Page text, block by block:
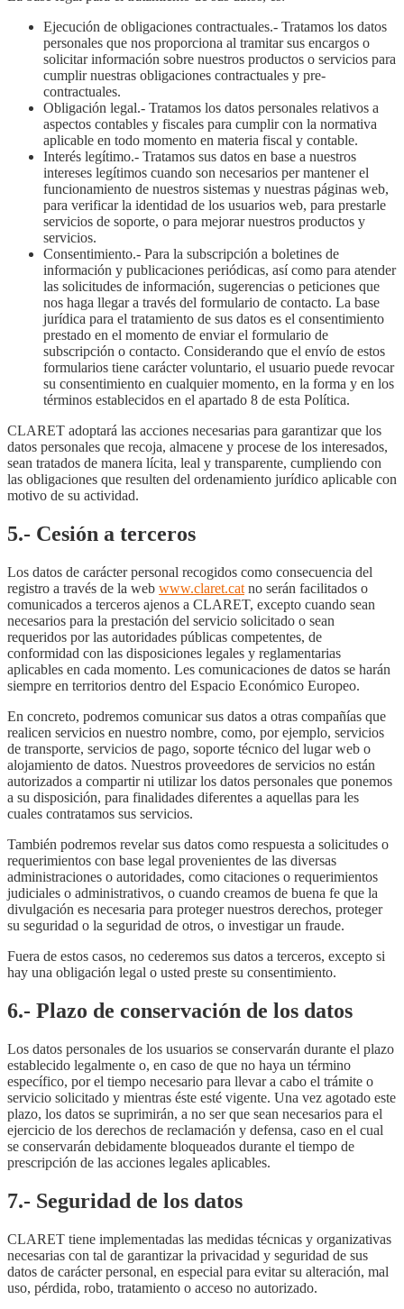
Ejecución de obligaciones contractuales.- Tratamos los datos
personales que nos proporciona al tramitar sus encargos o
solicitar información sobre nuestros productos o servicios para
cumplir nuestras obligaciones contractuales y pre-
contractuales.
Obligación legal.- Tratamos los datos personales relativos a
aspectos contables y fiscales para cumplir con la normativa
aplicable en todo momento en materia fiscal y contable.
Interés legítimo.- Tratamos sus datos en base a nuestros
intereses legítimos cuando son necesarios per mantener el
funcionamiento de nuestros sistemas y nuestras páginas web,
para verificar la identidad de los usuarios web, para prestarle
servicios de soporte, o para mejorar nuestros productos y
servicios.
Consentimiento.- Para la subscripción a boletines de
información y publicaciones periódicas, así como para atender
las solicitudes de información, sugerencias o peticiones que
nos haga llegar a través del formulario de contacto. La base
jurídica para el tratamiento de sus datos es el consentimiento
prestado en el momento de enviar el formulario de
subscripción o contacto. Considerando que el envío de estos
formularios tiene carácter voluntario, el usuario puede revocar
su consentimiento en cualquier momento, en la forma y en los
términos establecidos en el apartado 8 de esta Política.
CLARET adoptará las acciones necesarias para garantizar que los
datos personales que recoja, almacene y procese de los interesados,
sean tratados de manera lícita, leal y transparente, cumpliendo con
las obligaciones que resulten del ordenamiento jurídico aplicable con
motivo de su actividad.
5.- Cesión a terceros
Los datos de carácter personal recogidos como consecuencia del
registro a través de la web www.claret.cat no serán facilitados o
comunicados a terceros ajenos a CLARET, excepto cuando sean
necesarios para la prestación del servicio solicitado o sean
requeridos por las autoridades públicas competentes, de
conformidad con las disposiciones legales y reglamentarias
aplicables en cada momento. Les comunicaciones de datos se harán
siempre en territorios dentro del Espacio Económico Europeo.
En concreto, podremos comunicar sus datos a otras compañías que
realicen servicios en nuestro nombre, como, por ejemplo, servicios
de transporte, servicios de pago, soporte técnico del lugar web o
alojamiento de datos. Nuestros proveedores de servicios no están
autorizados a compartir ni utilizar los datos personales que ponemos
a su disposición, para finalidades diferentes a aquellas para les
cuales contratamos sus servicios.
También podremos revelar sus datos como respuesta a solicitudes o
requerimientos con base legal provenientes de las diversas
administraciones o autoridades, como citaciones o requerimientos
judiciales o administrativos, o cuando creamos de buena fe que la
divulgación es necesaria para proteger nuestros derechos, proteger
su seguridad o la seguridad de otros, o investigar un fraude.
Fuera de estos casos, no cederemos sus datos a terceros, excepto si
hay una obligación legal o usted preste su consentimiento.
6.- Plazo de conservación de los datos
Los datos personales de los usuarios se conservarán durante el plazo
establecido legalmente o, en caso de que no haya un término
específico, por el tiempo necesario para llevar a cabo el trámite o
servicio solicitado y mientras éste esté vigente. Una vez agotado este
plazo, los datos se suprimirán, a no ser que sean necesarios para el
ejercicio de los derechos de reclamación y defensa, caso en el cual
se conservarán debidamente bloqueados durante el tiempo de
prescripción de las acciones legales aplicables.
7.- Seguridad de los datos
CLARET tiene implementadas las medidas técnicas y organizativas
necesarias con tal de garantizar la privacidad y seguridad de sus
datos de carácter personal, en especial para evitar su alteración, mal
uso, pérdida, robo, tratamiento o acceso no autorizado.